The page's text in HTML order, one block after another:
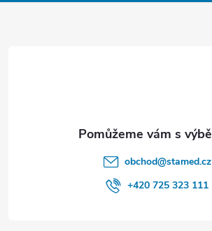
obchod@stamed.cz
+420 725 323 111